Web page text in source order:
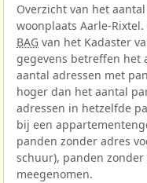
Overzicht van het
woonplaats Aarle-
BAG van het Kadaster
gegevens betreffen het
aantal adressen met
hoger dan het aantal
adressen in hetzelfde
bij een
panden zonder adres
schuur), panden
meegenomen.